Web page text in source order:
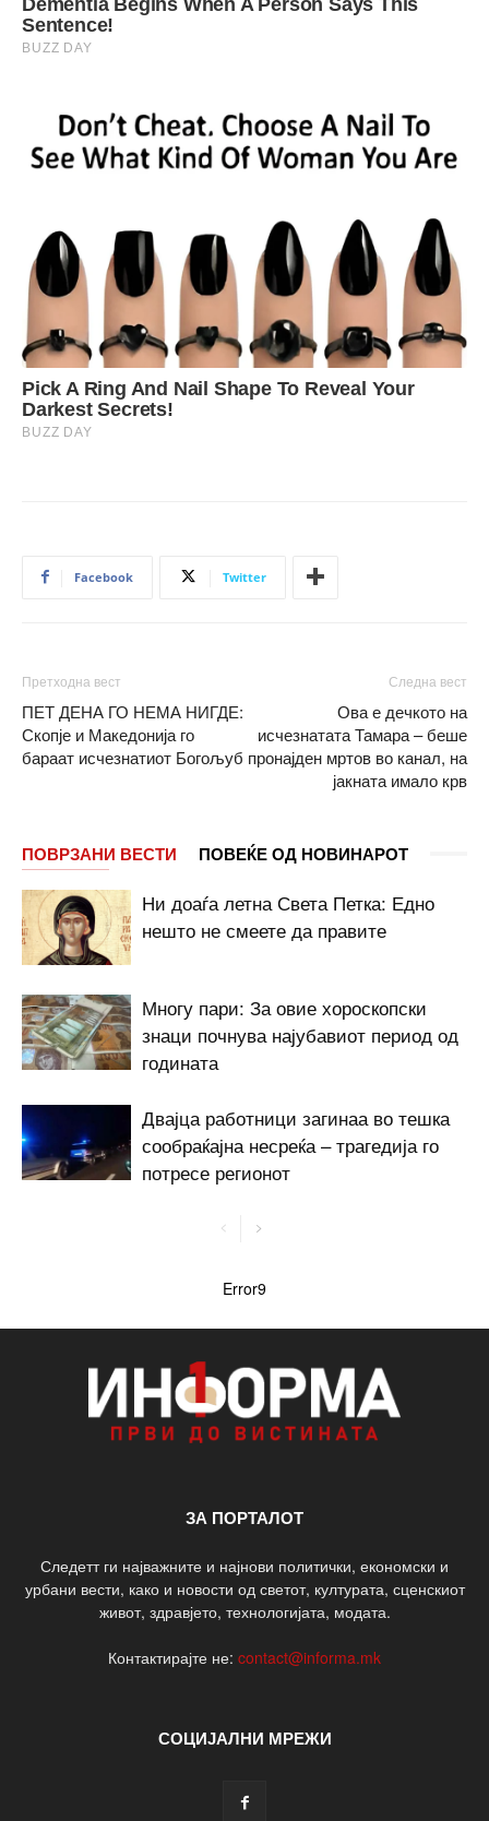
Facebook Twitter
Претходна вест
ПЕТ ДЕНА ГО НЕМА НИГДЕ:
Скопје и Македонија го
бараат исчезнатиот Богољуб
Следна вест
Ова е дечкото на
исчезнатата Тамара – беше
пронајден мртов во канал, на
јакната имало крв
ПОВРЗАНИ ВЕСТИ ПОВЕЌЕ ОД НОВИНАРОТ
Ни доаѓа летна Света Петка: Едно
нешто не смеете да правите
Многу пари: За овие хороскопски
знаци почнува најубавиот период од
годината
Двајца работници загинаа во тешка
сообраќајна несреќа – трагедија го
потресе регионот
Error9
ЗА ПОРТАЛОТ
Следетт ги најважните и најнови политички, економски и
урбани вести, како и новости од светот, културата, сценскиот
живот, здравјето, технологијата, модата.
Контактирајте не: contact@informa.mk
СОЦИЈАЛНИ МРЕЖИ